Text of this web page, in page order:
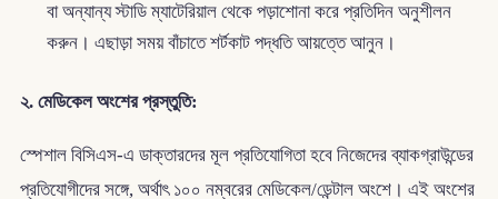
বা অন্যান্য স্টাডি ম্যাটেরিয়াল থেকে পড়াশোনা করে প্রতিদিন অনুশীলন
করুন। এছাড়া সময় বাঁচাতে শর্টকাট পদ্ধতি আয়ত্তে আনুন।
২. মেডিকেল অংশের প্রস্তুতি:
স্পেশাল বিসিএস-এ ডাক্তারদের মূল প্রতিযোগিতা হবে নিজেদের ব্যাকগ্রাউন্ডের
প্রতিযোগীদের সঙ্গে, অর্থাৎ ১০০ নম্বরের মেডিকেল/ডেন্টাল অংশে। এই অংশের